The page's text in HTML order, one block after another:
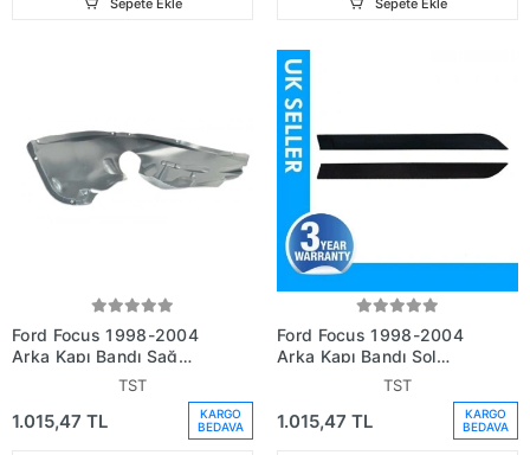
Sepete Ekle Sepete Ekle
Ford Focus 1998-2004
Arka Kapı Bandı Sağ
TST
1.015,47 TL
KARGO
BEDAVA
Ford Focus 1998-2004
Arka Kapı Bandı Sol
TST
1.015,47 TL
KARGO
BEDAVA